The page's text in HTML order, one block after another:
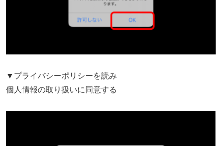
▼プライバシーポリシーを読み
個人情報の取り扱いに同意する